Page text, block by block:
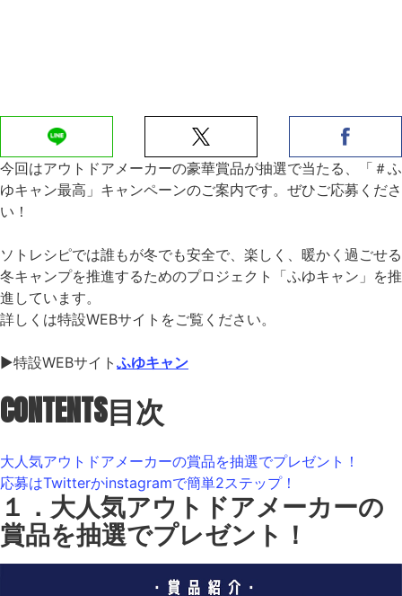
今回はアウトドアメーカーの豪華賞品が抽選で当たる、「＃ふ
ゆキャン最高」キャンペーンのご案内です。ぜひご応募くださ
い！
ソトレシピでは誰もが冬でも安全で、楽しく、暖かく過ごせる
冬キャンプを推進するためのプロジェクト「ふゆキャン」を推
進しています。
詳しくは特設WEBサイトをご覧ください。
▶︎特設WEBサイト ふゆキャン
CONTENTS目次
大人気アウトドアメーカーの賞品を抽選でプレゼント！
応募はTwitterかinstagramで簡単2ステップ！
１．大人気アウトドアメーカーの
賞品を抽選でプレゼント！